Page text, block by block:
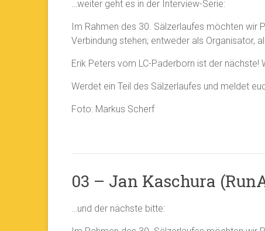
…weiter geht es in der Interview-Serie:
Im Rahmen des 30. Sälzerlaufes möchten wir
Verbindung stehen; entweder als Organisator,
Erik Peters vom LC-Paderborn ist der
Werdet ein Teil des Sälzerlaufes und meldet
Foto: Markus Scherf
03 – Jan Kaschura
…und der nächste bitte: